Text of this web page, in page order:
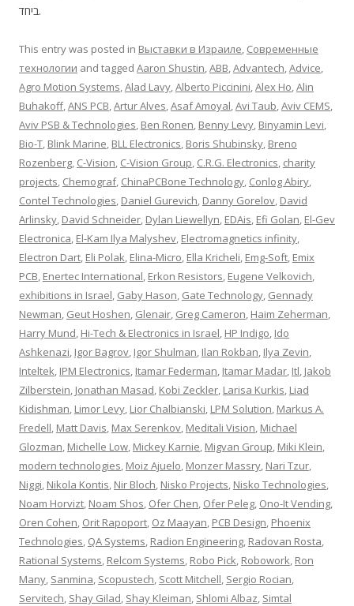
ביחד.
This entry was posted in Выставки в Израиле, Современные
технологии and tagged Aaron Shustin,ABB,Advantech,Advice,
Agro Motion Systems,Alad Lavy,Alberto Piccinini,Alex Ho,Alin
Buhakoff,ANS PCB,Artur Alves,Asaf Amoyal,Avi Taub,Aviv CEMS,
Aviv PSB & Technologies, Ben Ronen, Benny Levy, Binyamin Levi,
Bio-T, Blink Marine, BLL Electronics, Boris Shubinsky, Breno
Rozenberg, C-Vision, C-Vision Group, C.R.G. Electronics, charity
projects, Chemograf, ChinaPCBone Technology, Conlog Abiry,
Contel Technologies, Daniel Gurevich, Danny Gorelov, David
Arlinsky, David Schneider, Dylan Liewellyn, EDAis, Efi Golan, El-Gev
Electronica, El-Kam Ilya Malyshev, Electromagnetics infinity,
Electron Dart, Eli Polak, Elina-Micro, Ella Kricheli, Emg-Soft, Emix
PCB, Enertec International, Erkon Resistors, Eugene Velkovich,
exhibitions in Israel, Gaby Hason, Gate Technology, Gennady
Newman, Geut Hoshen, Glenair, Greg Cameron, Haim Zeherman,
Harry Mund, Hi-Tech & Electronics in Israel, HP Indigo, Ido
Ashkenazi, Igor Bagrov, Igor Shulman, Ilan Rokban, Ilya Zevin,
Inteltek, IPM Electronics, Itamar Federman, Itamar Madar, Itl, Jakob
Zilberstein, Jonathan Masad, Kobi Zeckler, Larisa Kurkis, Liad
Kidishman, Limor Levy, Lior Chalbianski, LPM Solution, Markus A.
Fredell, Matt Davis, Max Serenkov, Meditali Vision, Michael
Glozman, Michelle Low, Mickey Karnie, Migvan Group, Miki Klein,
modern technologies, Moiz Ajuelo, Monzer Massry, Nari Tzur,
Niggi, Nikola Kontis, Nir Bloch, Nisko Projects, Nisko Technologies,
Noam Horvizt, Noam Shos, Ofer Chen, Ofer Peleg, Ono-It Vending,
Oren Cohen, Orit Rapoport, Oz Maayan, PCB Design, Phoenix
Technologies, QA Systems, Radion Engineering, Radovan Rosta,
Rational Systems, Relcom Systems, Robo Pick, Robowork, Ron
Many, Sanmina, Scopustech, Scott Mitchell, Sergio Rocian,
Servitech, Shay Gilad, Shay Kleiman, Shlomi Albaz, Simtal